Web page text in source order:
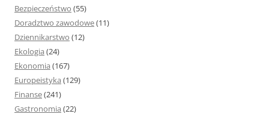
Bezpieczeństwo (55)
Doradztwo zawodowe(11)
Dziennikarstwo (12)
Ekologia (24)
Ekonomia (167)
Europeistyka (129)
Finanse(241)
Gastronomia (22)